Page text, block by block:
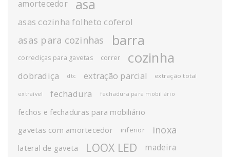
amortecedor asa
asas cozinha folheto coferol
asas para cozinhas barra
corrediças para gavetas correr cozinha
dobradiça dtc extração parcial extração total
extraível fechadura fechadura para mobiliário
fechos e fechaduras para mobiliário
gavetas com amortecedor
inferior inoxa
lateral de gaveta LOOX LED madeira